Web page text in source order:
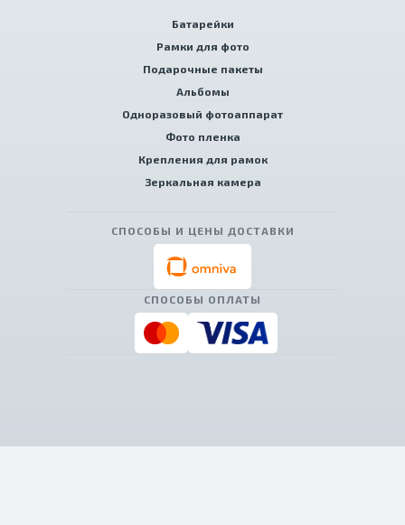
Батарейки
Рамки для фото
Подарочные пакеты
Альбомы
Одноразовый фотоаппарат
Фото пленка
Крепления для рамок
Зеркальная камера
СПОСОБЫ И ЦЕНЫ ДОСТАВКИ
СПОСОБЫ ОПЛАТЫ